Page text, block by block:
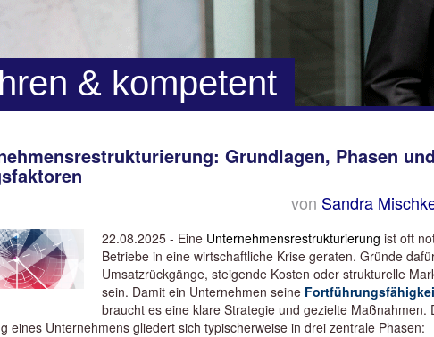
& kompetent
Grundlagen, Phasen und
von Sandra
22.08.2025 - Eine Unternehmensrestrukturierung ist oft
Betriebe in eine wirtschaftliche Krise geraten. Gründe
Umsatzrückgänge, steigende Kosten oder strukturelle
sein. Damit ein Unternehmen seine
braucht es eine klare Strategie und gezielte Maßnahmen.
eines Unternehmens gliedert sich typischerweise in drei zentrale Phasen: